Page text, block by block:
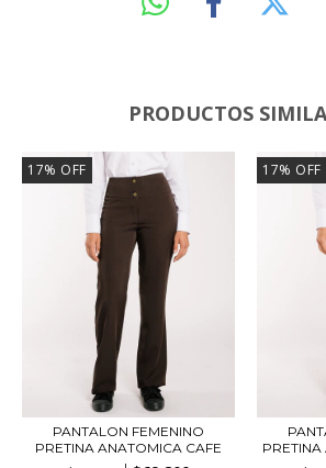
PRODUCTOS
17% OFF
PANTALON FEMENINO
PRETINA ANATOMICA CAFE
17% OFF